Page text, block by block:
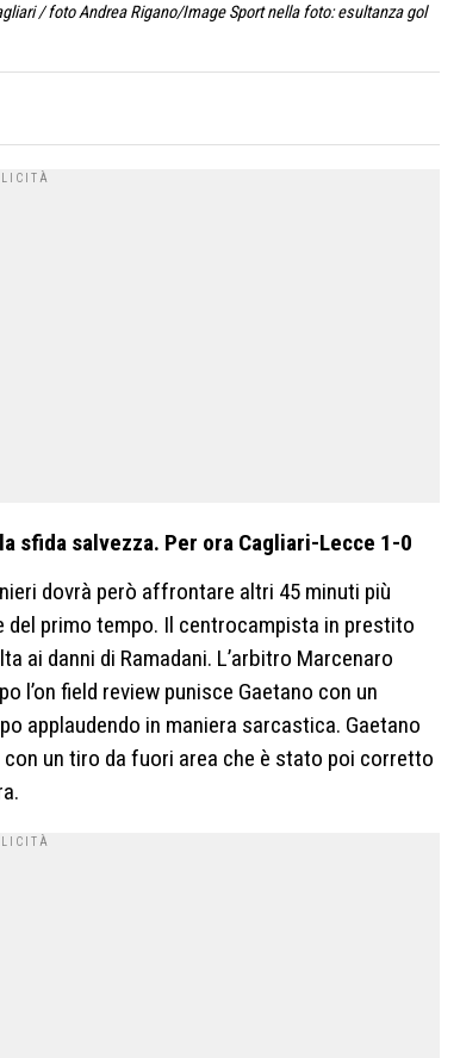
/ foto Andrea Rigano/Image Sport nella foto: esultanza gol
sfida salvezza. Per ora Cagliari-Lecce 1-0
dovrà però affrontare altri 45 minuti più
del primo tempo. Il centrocampista in prestito
ai danni di Ramadani. L’arbitro Marcenaro
l’on field review punisce Gaetano con un
applaudendo in maniera sarcastica. Gaetano
un tiro da fuori area che è stato poi corretto